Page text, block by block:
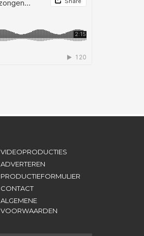
VIDEOPRODUCTIES
ADVERTEREN
PRODUCTIEFORMULIER
CONTACT
ALGEMENE
VOORWAARDEN